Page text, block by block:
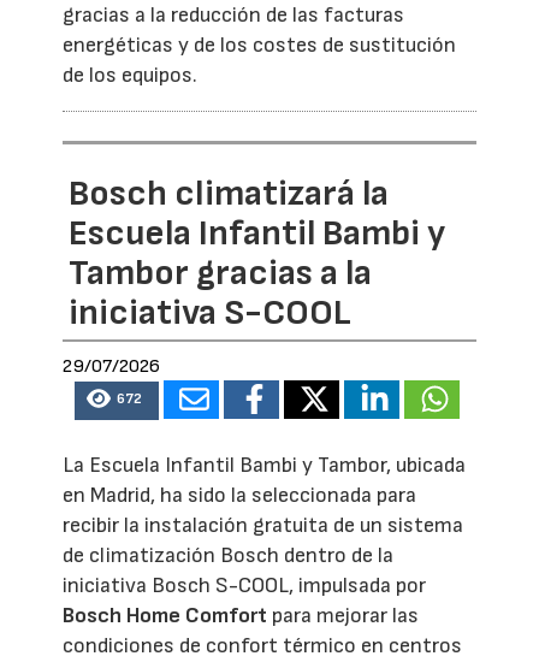
gracias a la reducción de las facturas
energéticas y de los costes de sustitución
de los equipos.
Bosch climatizará la
Escuela Infantil Bambi y
Tambor gracias a la
iniciativa S-COOL
29/07/2026
672
La Escuela Infantil Bambi y Tambor, ubicada
en Madrid, ha sido la seleccionada para
recibir la instalación gratuita de un sistema
de climatización Bosch dentro de la
iniciativa Bosch S-COOL, impulsada por
Bosch Home Comfort para mejorar las
condiciones de confort térmico en centros